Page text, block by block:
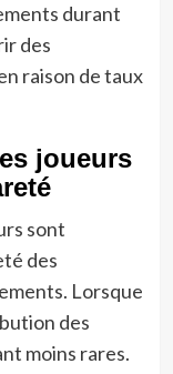
durant
des
raison de taux
joueurs
sont
des
Lorsque
des
moins rares.